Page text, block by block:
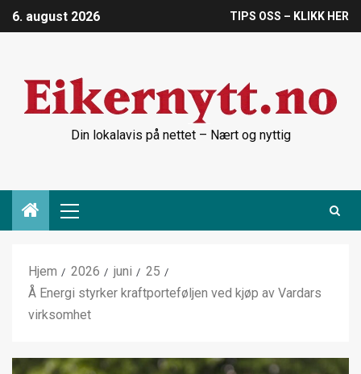
6. august 2026 TIPS OSS – KLIKK HER
Din lokalavis på nettet – Nært og nyttig
Hjem 2026 juni
25
Å Energi styrker kraftporteføljen ved kjøp av Vardars
virksomhet